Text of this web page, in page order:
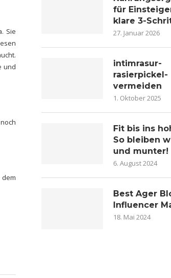
Sie
und
für
klare 3-
27. Januar 2026
intimrasur-
rasierpickel-
vermeiden
1. Oktober 2025
Fit bis ins
So bleiben
und munter!
6. August 2024
Best Ager
Influencer
18. Mai 2024